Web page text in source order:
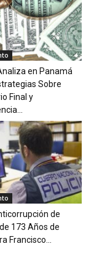
en Panamá
Sobre
Final y
de
173 Años de
Francisco...